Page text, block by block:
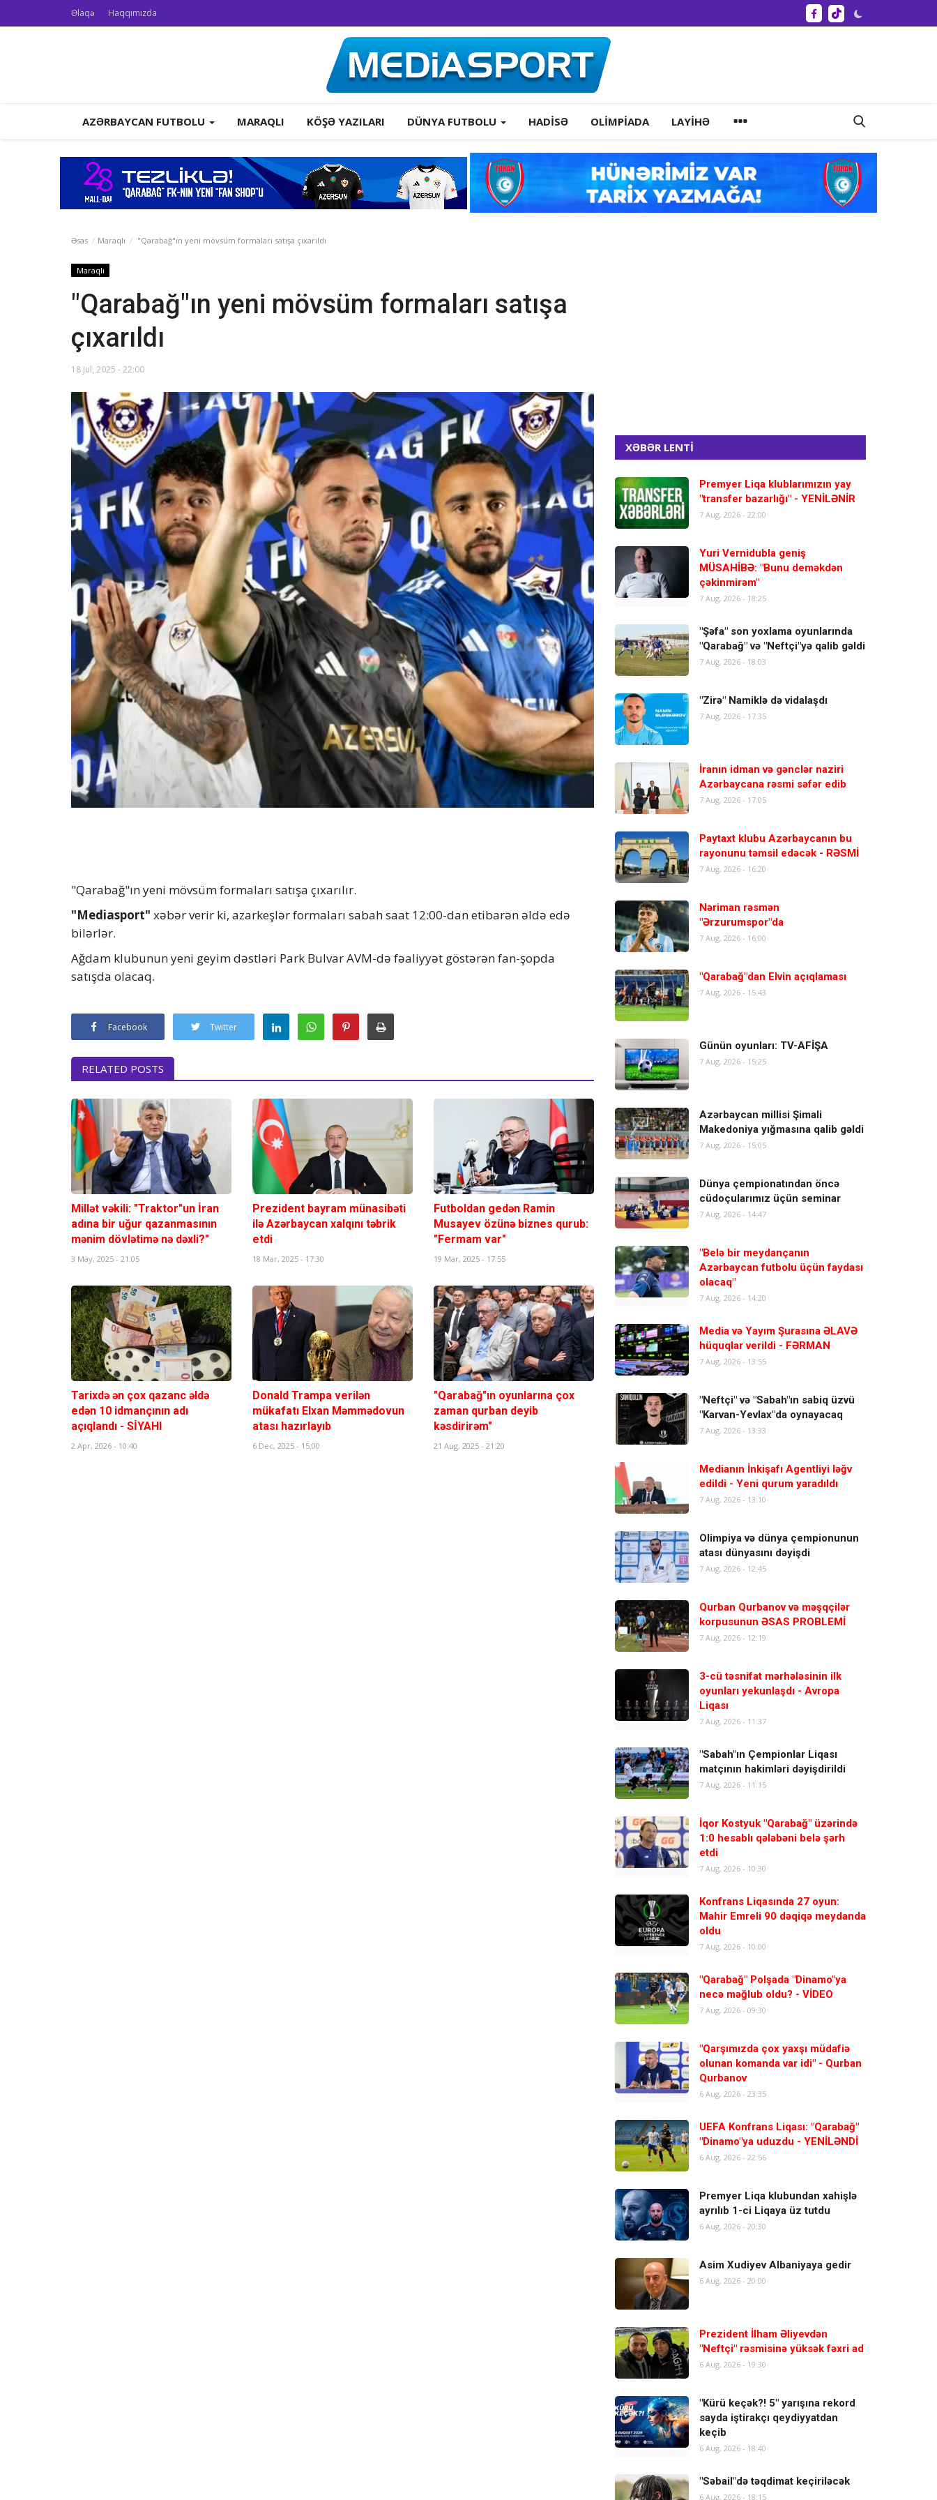
Əlaqə Haqqımızda
AZƏRBAYCAN FUTBOLU MARAQLI KÖŞƏ YAZILARI DÜNYA FUTBOLU HADISƏ OLIMPIADA LAYIHƏ
Əsas Maraqlı "Qarabağ"ın yeni mövsüm formaları satışa çıxarıldı
Maraqlı
"Qarabağ"ın yeni mövsüm formaları satışa
çıxarıldı
18 Jul, 2025 - 22:00
"Qarabağ"ın yeni mövsüm formaları satışa çıxarılır.
"Mediasport" xəbər verir ki, azarkeşlər formaları sabah saat 12:00-dan etibarən əldə edə
bilərlər.
Ağdam klubunun yeni geyim dəstləri Park Bulvar AVM-də fəaliyyət göstərən fan-şopda
satışda olacaq.
Facebook Twitter
RELATED POSTS
Millət vəkili: "Traktor"un İran
adına bir uğur qazanmasının
mənim dövlətimə nə dəxli?"
3 May, 2025 - 21:05
Prezident bayram münasibəti
ilə Azərbaycan xalqını təbrik
etdi
18 Mar, 2025 - 17:30
Futboldan gedən Ramin
Musayev özünə biznes qurub:
"Fermam var"
19 Mar, 2025 - 17:55
Tarixdə ən çox qazanc əldə
edən 10 idmançının adı
açıqlandı - SİYAHI
2 Apr, 2026 - 10:40
Donald Trampa verilən
mükafatı Elxan Məmmədovun
atası hazırlayıb
6 Dec, 2025 - 15:00
"Qarabağ"ın oyunlarına çox
zaman qurban deyib
kəsdirirəm"
21 Aug, 2025 - 21:20
XƏBƏR LENTİ
Premyer Liqa klublarımızın yay
"transfer bazarlığı" - YENİLƏNİR
7 Aug, 2026 - 22:00
Yuri Vernidubla geniş
MÜSAHİBƏ: "Bunu deməkdən
çəkinmirəm"
7 Aug, 2026 - 18:25
"Şəfa" son yoxlama oyunlarında
"Qarabağ" və "Neftçi"yə qalib gəldi
7 Aug, 2026 - 18:03
"Zirə" Namiklə də vidalaşdı
7 Aug, 2026 - 17:35
İranın idman və gənclər naziri
Azərbaycana rəsmi səfər edib
7 Aug, 2026 - 17:05
Paytaxt klubu Azərbaycanın bu
rayonunu təmsil edəcək - RƏSMİ
7 Aug, 2026 - 16:20
Nəriman rəsmən
"Ərzurumspor"da
7 Aug, 2026 - 16:00
"Qarabağ"dan Elvin açıqlaması
7 Aug, 2026 - 15:43
Günün oyunları: TV-AFİŞA
7 Aug, 2026 - 15:25
Azərbaycan millisi Şimali
Makedoniya yığmasına qalib gəldi
7 Aug, 2026 - 15:05
Dünya çempionatından öncə
cüdoçularımız üçün seminar
7 Aug, 2026 - 14:47
"Belə bir meydançanın
Azərbaycan futbolu üçün faydası
olacaq"
7 Aug, 2026 - 14:20
Media və Yayım Şurasına ƏLAVƏ
hüquqlar verildi - FƏRMAN
7 Aug, 2026 - 13:55
"Neftçi" və "Sabah"ın sabiq üzvü
"Karvan-Yevlax"da oynayacaq
7 Aug, 2026 - 13:33
Medianın İnkişafı Agentliyi ləğv
edildi - Yeni qurum yaradıldı
7 Aug, 2026 - 13:10
Olimpiya və dünya çempionunun
atası dünyasını dəyişdi
7 Aug, 2026 - 12:45
Qurban Qurbanov və məşqçilər
korpusunun ƏSAS PROBLEMİ
7 Aug, 2026 - 12:19
3-cü təsnifat mərhələsinin ilk
oyunları yekunlaşdı - Avropa
Liqası
7 Aug, 2026 - 11:37
"Sabah"ın Çempionlar Liqası
matçının hakimləri dəyişdirildi
7 Aug, 2026 - 11:15
İqor Kostyuk "Qarabağ" üzərində
1:0 hesablı qələbəni belə şərh
etdi
7 Aug, 2026 - 10:30
Konfrans Liqasında 27 oyun:
Mahir Emreli 90 dəqiqə meydanda
oldu
7 Aug, 2026 - 10:00
"Qarabağ" Polşada "Dinamo"ya
necə məğlub oldu? - VİDEO
7 Aug, 2026 - 09:30
"Qarşımızda çox yaxşı müdafiə
olunan komanda var idi" - Qurban
Qurbanov
6 Aug, 2026 - 23:35
UEFA Konfrans Liqası: "Qarabağ"
"Dinamo"ya uduzdu - YENİLƏNDİ
6 Aug, 2026 - 22:56
Premyer Liqa klubundan xahişlə
ayrılıb 1-ci Liqaya üz tutdu
6 Aug, 2026 - 20:30
Asim Xudiyev Albaniyaya gedir
6 Aug, 2026 - 20:00
Prezident İlham Əliyevdən
"Neftçi" rəsmisinə yüksək fəxri ad
6 Aug, 2026 - 19:30
"Kürü keçək?! 5" yarışına rekord
sayda iştirakçı qeydiyyatdan
keçib
6 Aug, 2026 - 18:40
"Səbail"də təqdimat keçiriləcək
6 Aug, 2026 - 18:15